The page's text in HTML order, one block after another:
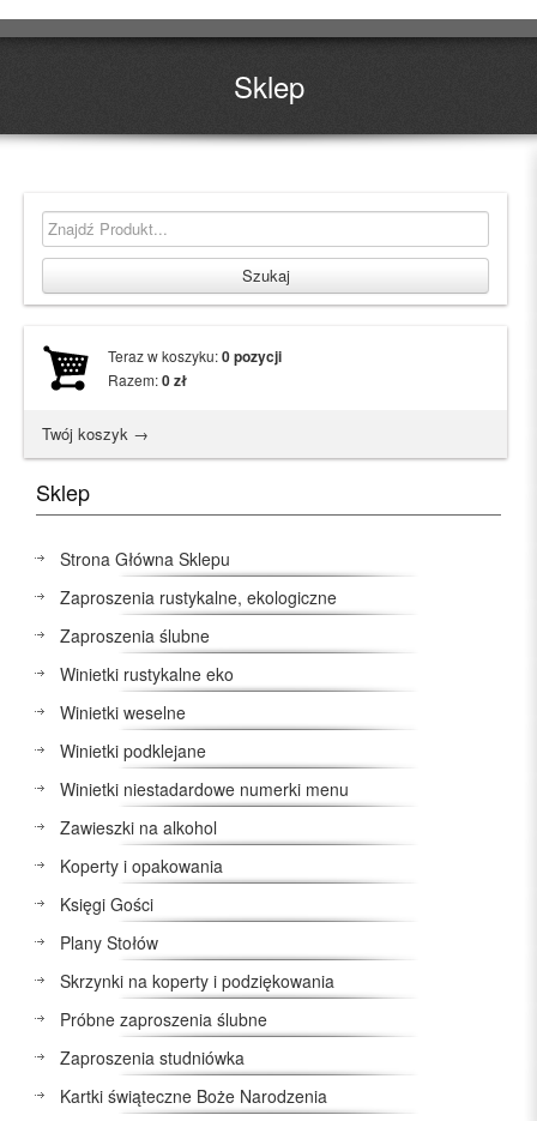
Sklep
Teraz w koszyku:0pozycji
Razem:0zł
Twój koszyk →
Sklep
Strona Główna Sklepu
Zaproszenia rustykalne, ekologiczne
Zaproszenia ślubne
Winietki rustykalne eko
Winietki weselne
Winietki podklejane
Winietki niestadardowe numerki menu
Zawieszki na alkohol
Koperty i opakowania
Księgi Gości
Plany Stołów
Skrzynki na koperty i podziękowania
Próbne zaproszenia ślubne
Zaproszenia studniówka
Kartki świąteczne Boże Narodzenia